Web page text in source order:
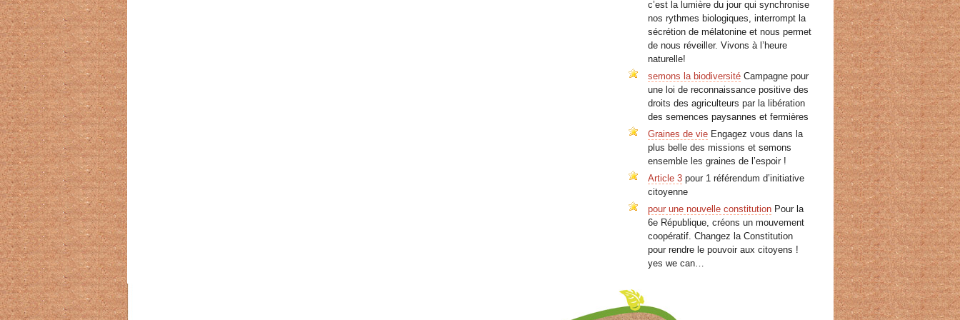
c’est la lumière du jour qui synchronise
nos rythmes biologiques, interrompt la
sécrétion de mélatonine et nous permet
de nous réveiller. Vivons à l’heure
naturelle!
semons la biodiversitéCampagne pour
une loi de reconnaissance positive des
droits des agriculteurs par la libération
des semences paysannes et fermières
Graines de vieEngagez vous dans la
plus belle des missions et semons
ensemble les graines de l’espoir !
Article 3pour 1 référendum d’initiative
citoyenne
pour une nouvelle constitutionPour la
6e République, créons un mouvement
coopératif. Changez la Constitution
pour rendre le pouvoir aux citoyens !
yes we can…